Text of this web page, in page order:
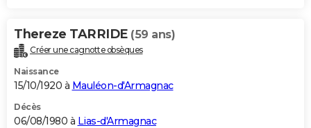
Thereze TARRIDE (59 ans)
Créer une cagnotte obsèques
Naissance
15/10/1920 à Mauléon-d'Armagnac
Décès
06/08/1980 à Lias-d'Armagnac